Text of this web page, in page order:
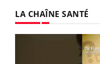
LA CHAÎNE SANTÉ